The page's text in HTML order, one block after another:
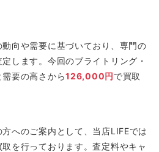
向や需要に基づいており、専門の
します。今回のブライトリング・
要の高さから126,000円で買取
へのご案内として、当店LIFEでは
を行っております。査定料やキャ